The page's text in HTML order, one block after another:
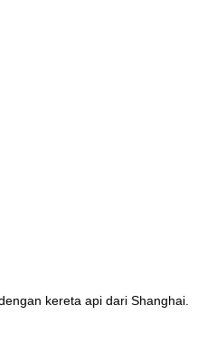
kereta api dari Shanghai.